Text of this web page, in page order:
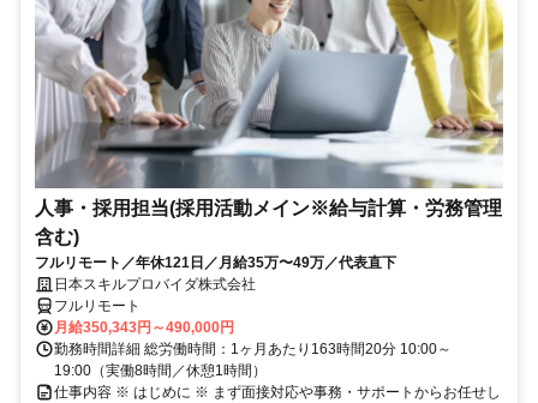
人事・採用担当(採用活動メイン※給与計算・労務管理
含む)
フルリモート／年休121日／月給35万〜49万／代表直下
日本スキルプロバイダ株式会社
フルリモート
月給350,343円～490,000円
勤務時間詳細 総労働時間：1ヶ月あたり163時間20分 10:00～
19:00（実働8時間／休憩1時間）
仕事内容 ※ はじめに ※ まず面接対応や事務・サポートからお任せし